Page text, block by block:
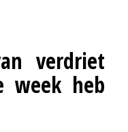
verdriet
week heb